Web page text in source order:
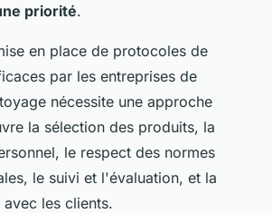
priorité.
en place de protocoles de
par les entreprises de
nécessite une approche
la sélection des produits, la
le respect des normes
le suivi et l'évaluation, et la
les clients.